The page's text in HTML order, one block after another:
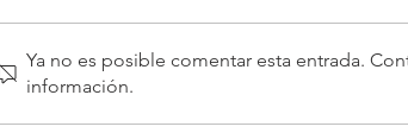
Reducción de la jornada
Ya no es posible comentar esta entrada.
información.